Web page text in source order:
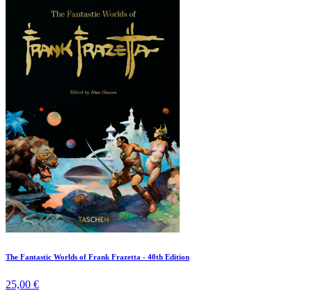
The Fantastic Worlds of Frank Frazetta - 40th Edition
25,00 €